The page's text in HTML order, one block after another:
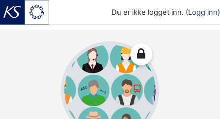
Du er ikke logget inn. (Logg inn)